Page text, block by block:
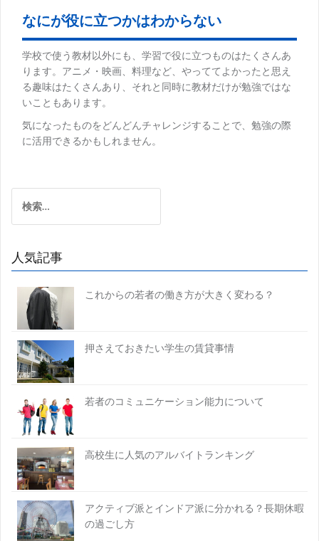
なにが役に立つかはわからない
学校で使う教材以外にも、学習で役に立つものはたくさんあ
ります。アニメ・映画、料理など、やっててよかったと思え
る趣味はたくさんあり、それと同時に教材だけが勉強ではな
いこともあります。
気になったものをどんどんチャレンジすることで、勉強の際
に活用できるかもしれません。
索:
人気記事
これからの若者の働き方が大きく変わる？
押さえておきたい学生の賃貸事情
若者のコミュニケーション能力について
高校生に人気のアルバイトランキング
アクティブ派とインドア派に分かれる？長期休暇
の過ごし方